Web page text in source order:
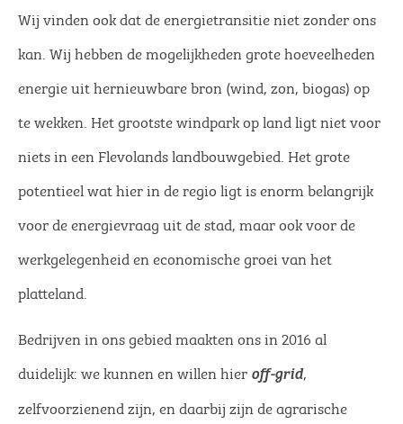
Wij vinden ook dat de energietransitie niet zonder ons
kan. Wij hebben de mogelijkheden grote hoeveelheden
energie uit hernieuwbare bron (wind, zon, biogas) op
te wekken. Het grootste windpark op land ligt niet voor
niets in een Flevolands landbouwgebied. Het grote
potentieel wat hier in de regio ligt is enorm belangrijk
voor de energievraag uit de stad, maar ook voor de
werkgelegenheid en economische groei van het
platteland.
Bedrijven in ons gebied maakten ons in 2016 al
duidelijk: we kunnen en willen hier off-grid,
zelfvoorzienend zijn, en daarbij zijn de agrarische